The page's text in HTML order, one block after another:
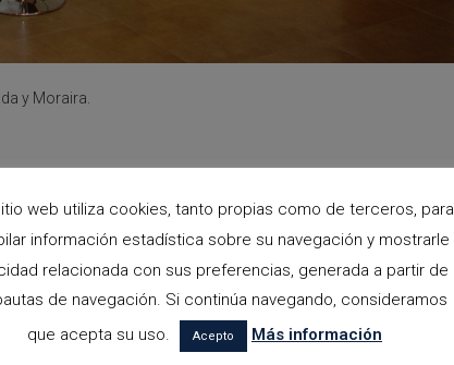
y Moraira.
web utiliza cookies, tanto propias como de terceros, para
información estadística sobre su navegación y mostrarle
relacionada con sus preferencias, generada a partir de
de navegación. Si continúa navegando, consideramos
que acepta su uso.
Acepto Más información